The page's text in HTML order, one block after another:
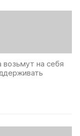
возьмут на себя